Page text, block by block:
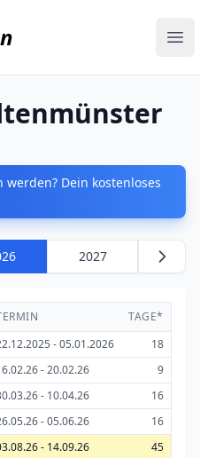
Dein kostenloses
2027
TAGE*
- 05.01.2026
18
- 20.02.26
9
- 10.04.26
16
- 05.06.26
16
- 14.09.26
45